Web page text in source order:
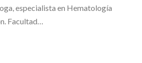
especialista en Hematología
Facultad…